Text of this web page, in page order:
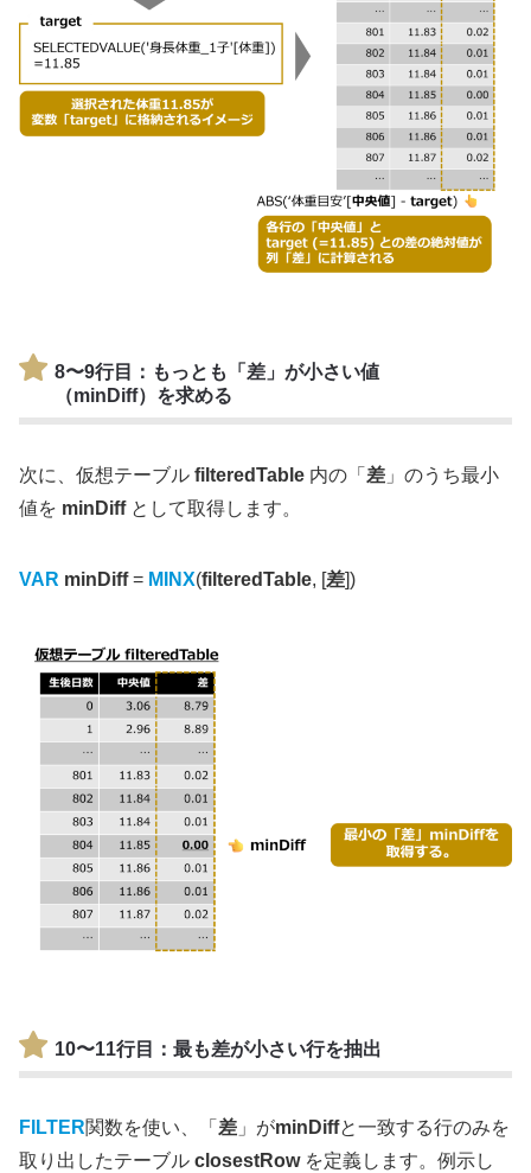
8〜9行目 ：もっとも「 差 」が小さい値
（minDiff）を求める
次に、仮想テーブル filteredTable 内の「 差 」のうち最小
値を minDiff として取得します。
VAR minDiff= MINX(filteredTable, [差])
10〜11行目 ：最も差が小さい行を抽出
FILTER関数を使い、「 差 」がminDiffと一致する行のみを
取り出したテーブル closestRowを定義します。例示し